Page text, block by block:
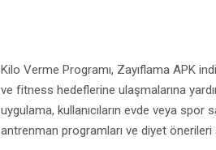
Kilo Verme Programı, Zayıflama APK
ve fitness hedeflerine ulaşmalarına
uygulama, kullanıcıların evde veya
antrenman programları ve diyet önerileri